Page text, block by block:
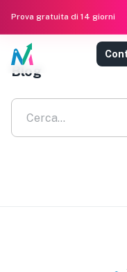
Prova gratuita di 14 giorni
Blog